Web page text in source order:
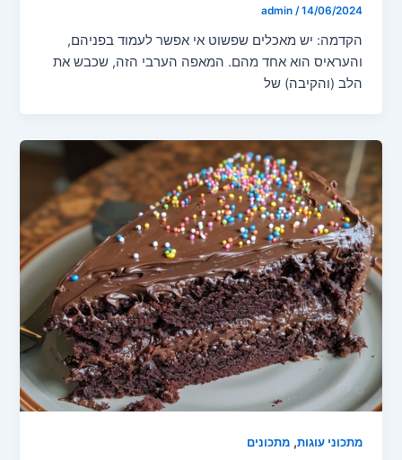
admin /14/06/2024
הקדמה: יש מאכלים שפשוט אי אפשר לעמוד בפניהם,
והעראיס הוא אחד מהם. המאפה הערבי הזה, שכבש את
הלב (והקיבה) של
מתכוני עוגות,מתכונים